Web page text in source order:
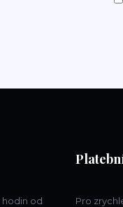
od
Pro